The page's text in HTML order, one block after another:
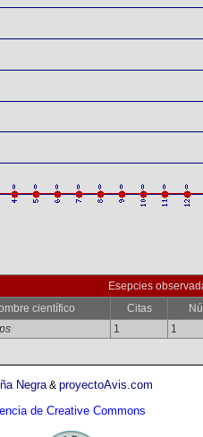
Esepcies
científico Citas
1 1
Negra& proyectoAvis.com
de Creative Commons